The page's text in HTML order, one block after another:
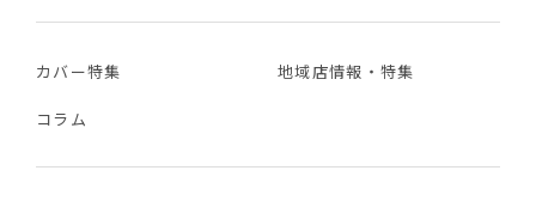
カバー特集 地域店情報・特集
コラム